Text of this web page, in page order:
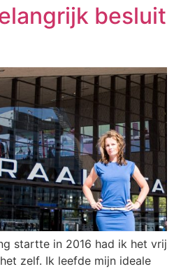
besluit
startte in 2016 had ik het vrij
zelf. Ik leefde mijn ideale